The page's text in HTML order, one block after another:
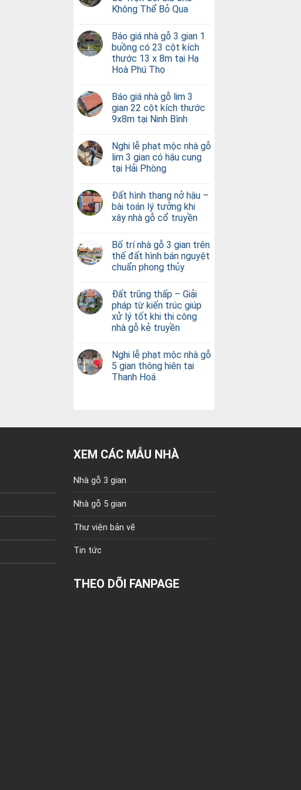
Không Thể Bỏ Qua
Báo giá nhà gỗ 3 gian 1
buồng có 23 cột kích
thước 13 x 8m tại Hạ
Hoà Phú Thọ
Báo giá nhà gỗ lim 3
gian 22 cột kích thước
9x8m tại Ninh Bình
Nghi lễ phạt mộc nhà gỗ
lim 3 gian có hậu cung
tại Hải Phòng
Đất hình thang nở hậu –
bài toán lý tưởng khi
xây nhà gỗ cổ truyền
Bố trí nhà gỗ 3 gian trên
thế đất hình bán nguyệt
chuẩn phong thủy
Đất trũng thấp – Giải
pháp từ kiến trúc giúp
xử lý tốt khi thi công
nhà gỗ kẻ truyền
Nghi lễ phạt mộc nhà gỗ
5 gian thông hiên tại
Thanh Hoá
XEM CÁC MẪU NHÀ
Nhà gỗ 3 gian
Nhà gỗ 5 gian
Thư viện bản vẽ
Tin tức
THEO DÕI FANPAGE